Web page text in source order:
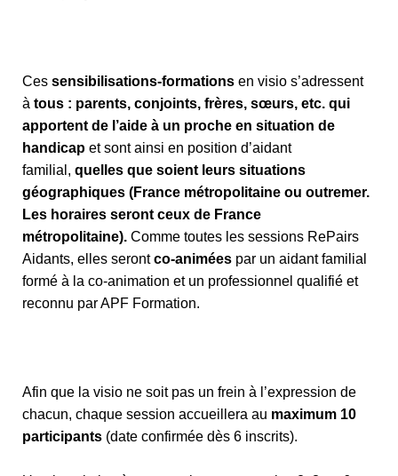
Ces sensibilisations-formations en visio s’adressent
à tous : parents, conjoints, frères, sœurs, etc. qui
apportent de l’aide à un proche en situation de
handicap et sont ainsi en position d’aidant
familial, quelles que soient leurs situations
géographiques (France métropolitaine ou outremer.
Les horaires seront ceux de France
métropolitaine). Comme toutes les sessions RePairs
Aidants, elles serontco-animées par un aidant familial
formé à la co-animation et un professionnel qualifié et
reconnu par APF Formation.
Afin que la visio ne soit pas un frein à l’expression de
chacun, chaque session accueillera au maximum 10
participants (date confirmée dès 6 inscrits).